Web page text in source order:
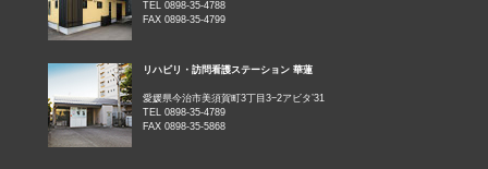
TEL 0898-35-4788
FAX 0898-35-4799
リハビリ・訪問看護ステーション 華蓮
愛媛県今治市美須賀町3丁目3−2アビタ’31
TEL 0898-35-4789
FAX 0898-35-5868